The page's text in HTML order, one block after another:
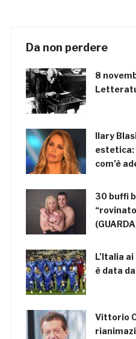
Da non perdere
8
Ilary
estetica:
com’è
30 buffi
L’Italia
è data
Vittorio